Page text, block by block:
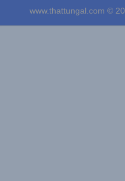
www.thattungal.com ©